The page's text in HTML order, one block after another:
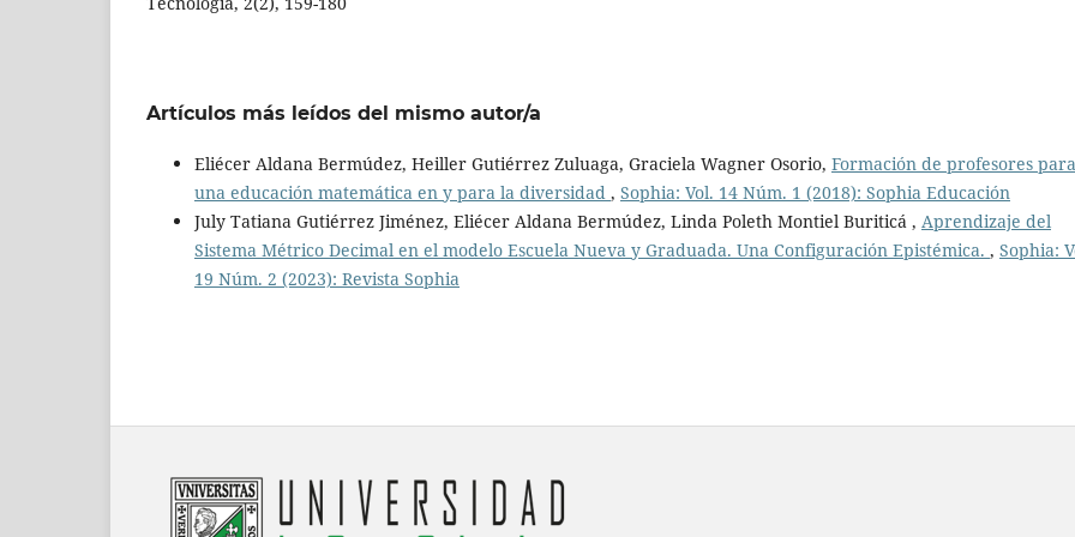
Artículos más leídos del mismo autor/a
Eliécer Aldana Bermúdez, Heiller Gutiérrez Zuluaga, Graciela Wagner Osorio, Formación de profesores para
una educación matemática en y para la diversidad , Sophia: Vol. 14 Núm. 1 (2018): Sophia Educación
July Tatiana Gutiérrez Jiménez, Eliécer Aldana Bermúdez, Linda Poleth Montiel Buriticá , Aprendizaje del
Sistema Métrico Decimal en el modelo Escuela Nueva y Graduada. Una Configuración Epistémica. , Sophia:
19 Núm. 2 (2023): Revista Sophia